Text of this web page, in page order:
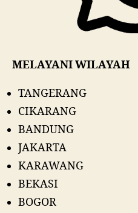
MELAYANI WILAYAH
TANGERANG
CIKARANG
BANDUNG
JAKARTA
KARAWANG
BEKASI
BOGOR